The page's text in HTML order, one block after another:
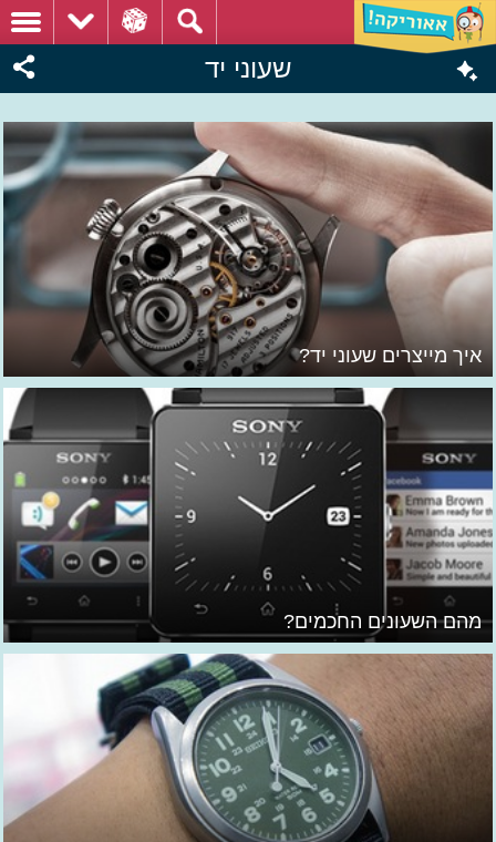
שעוני יד
איך מייצרים שעוני יד?
מהם השעונים החכמים?